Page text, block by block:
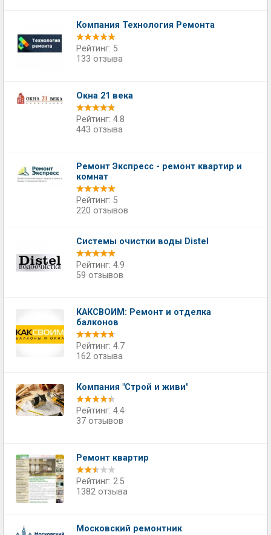
Компания Технология Ремонта
Рейтинг: 5
133 отзыва
Окна 21 века
Рейтинг: 4.8
443 отзыва
Ремонт Экспресс - ремонт квартир и
комнат
Рейтинг: 5
220 отзывов
Системы очистки воды Distel
Рейтинг: 4.9
59 отзывов
КАКСВОИМ: Ремонт и отделка
балконов
Рейтинг: 4.7
162 отзыва
Компания "Строй и живи"
Рейтинг: 4.4
37 отзывов
Ремонт квартир
Рейтинг: 2.5
1382 отзыва
Московский ремонтник